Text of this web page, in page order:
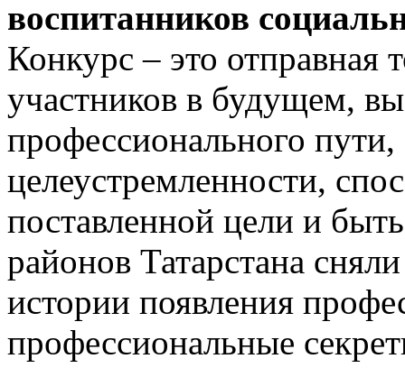
воспитанников
Конкурс – это отправная
участников в будущем,
профессионального
целеустремленности,
поставленной цели и
районов Татарстана
истории появления
профессиональные